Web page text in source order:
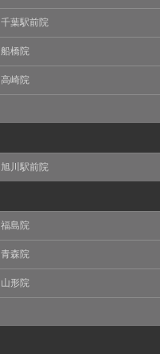
千葉駅前院
船橋院
高崎院
旭川駅前院
福島院
青森院
山形院